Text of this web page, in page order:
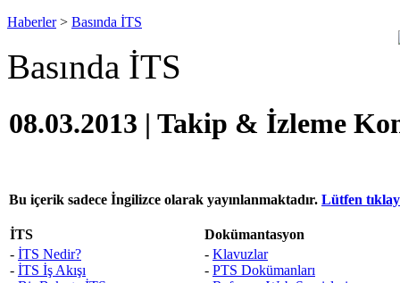
Haberler> Basında İTS
Basında İTS
08.03.2013 | Takip & İzleme
Bu içerik sadece İngilizce olarak yayınlanmaktadır. Lütfen
İTS
Dokümantasyon
- İTS Nedir?
- İTS İş Akışı
- Klavuzlar
- PTS Dokümanları